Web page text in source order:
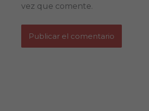
vez que comente.